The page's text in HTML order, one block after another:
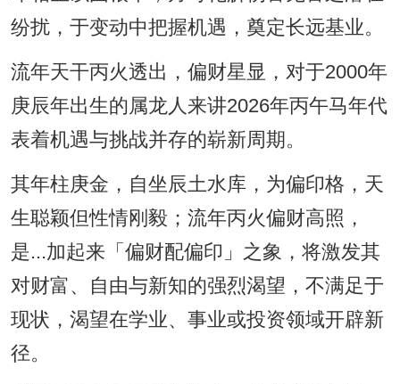
纷扰，于变动中把握机遇，奠定长远基业。
流年天干丙火透出，偏财星显，对于2000年
庚辰年出生的属龙人来讲2026年丙午马年代
表着机遇与挑战并存的崭新周期。
其年柱庚金，自坐辰土水库，为偏印格，天
生聪颖但性情刚毅；流年丙火偏财高照，
是...加起来「偏财配偏印」之象，将激发其
对财富、自由与新知的强烈渴望，不满足于
现状，渴望在学业、事业或投资领域开辟新
径。